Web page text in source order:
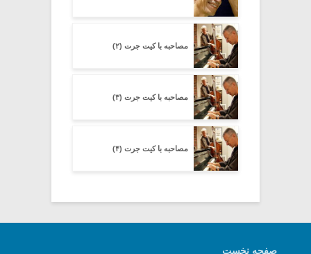
مصاحبه با کیت جرت (۲)
مصاحبه با کیت جرت (۳)
مصاحبه با کیت جرت (۴)
صفحه نخست